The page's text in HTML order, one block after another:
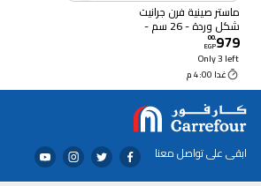
ماستر صينية فرن جرانيت
شكل وردة - 26 سم -
رمادي
979
.
00
EGP
Only 3 left
غدا 4:00 م
ابقى على تواصل معنا